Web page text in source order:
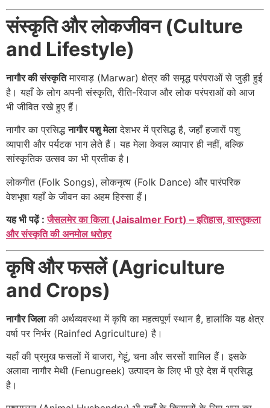
संस्कृति और लोकजीवन (Culture
and Lifestyle)
नागौर की संस्कृतिमारवाड़ (Marwar) क्षेत्र की समृद्ध परंपराओं से जुड़ी हुई
है। यहाँ के लोग अपनी संस्कृति, रीति-रिवाज और लोक परंपराओं को आज
भी जीवित रखे हुए हैं।
नागौर का प्रसिद्धनागौर पशु मेलादेशभर में प्रसिद्ध है, जहाँ हजारों पशु
व्यापारी और पर्यटक भाग लेते हैं। यह मेला केवल व्यापार ही नहीं, बल्कि
सांस्कृतिक उत्सव का भी प्रतीक है।
लोकगीत (Folk Songs), लोकनृत्य (Folk Dance) और पारंपरिक
वेशभूषा यहाँ के जीवन का अहम हिस्सा हैं।
यह भी पढ़ें :जैसलमेर का किला (Jaisalmer Fort) – इतिहास, वास्तुकला
और संस्कृति की अनमोल धरोहर
कृषि और फसलें (Agriculture
and Crops)
नागौर जिलाकी अर्थव्यवस्था में कृषि का महत्वपूर्ण स्थान है, हालांकि यह क्षेत्र
वर्षा पर निर्भर (Rainfed Agriculture) है।
यहाँ की प्रमुख फसलों में बाजरा, गेहूं, चना और सरसों शामिल हैं। इसके
अलावा नागौर मेथी (Fenugreek) उत्पादन के लिए भी पूरे देश में प्रसिद्ध
है।